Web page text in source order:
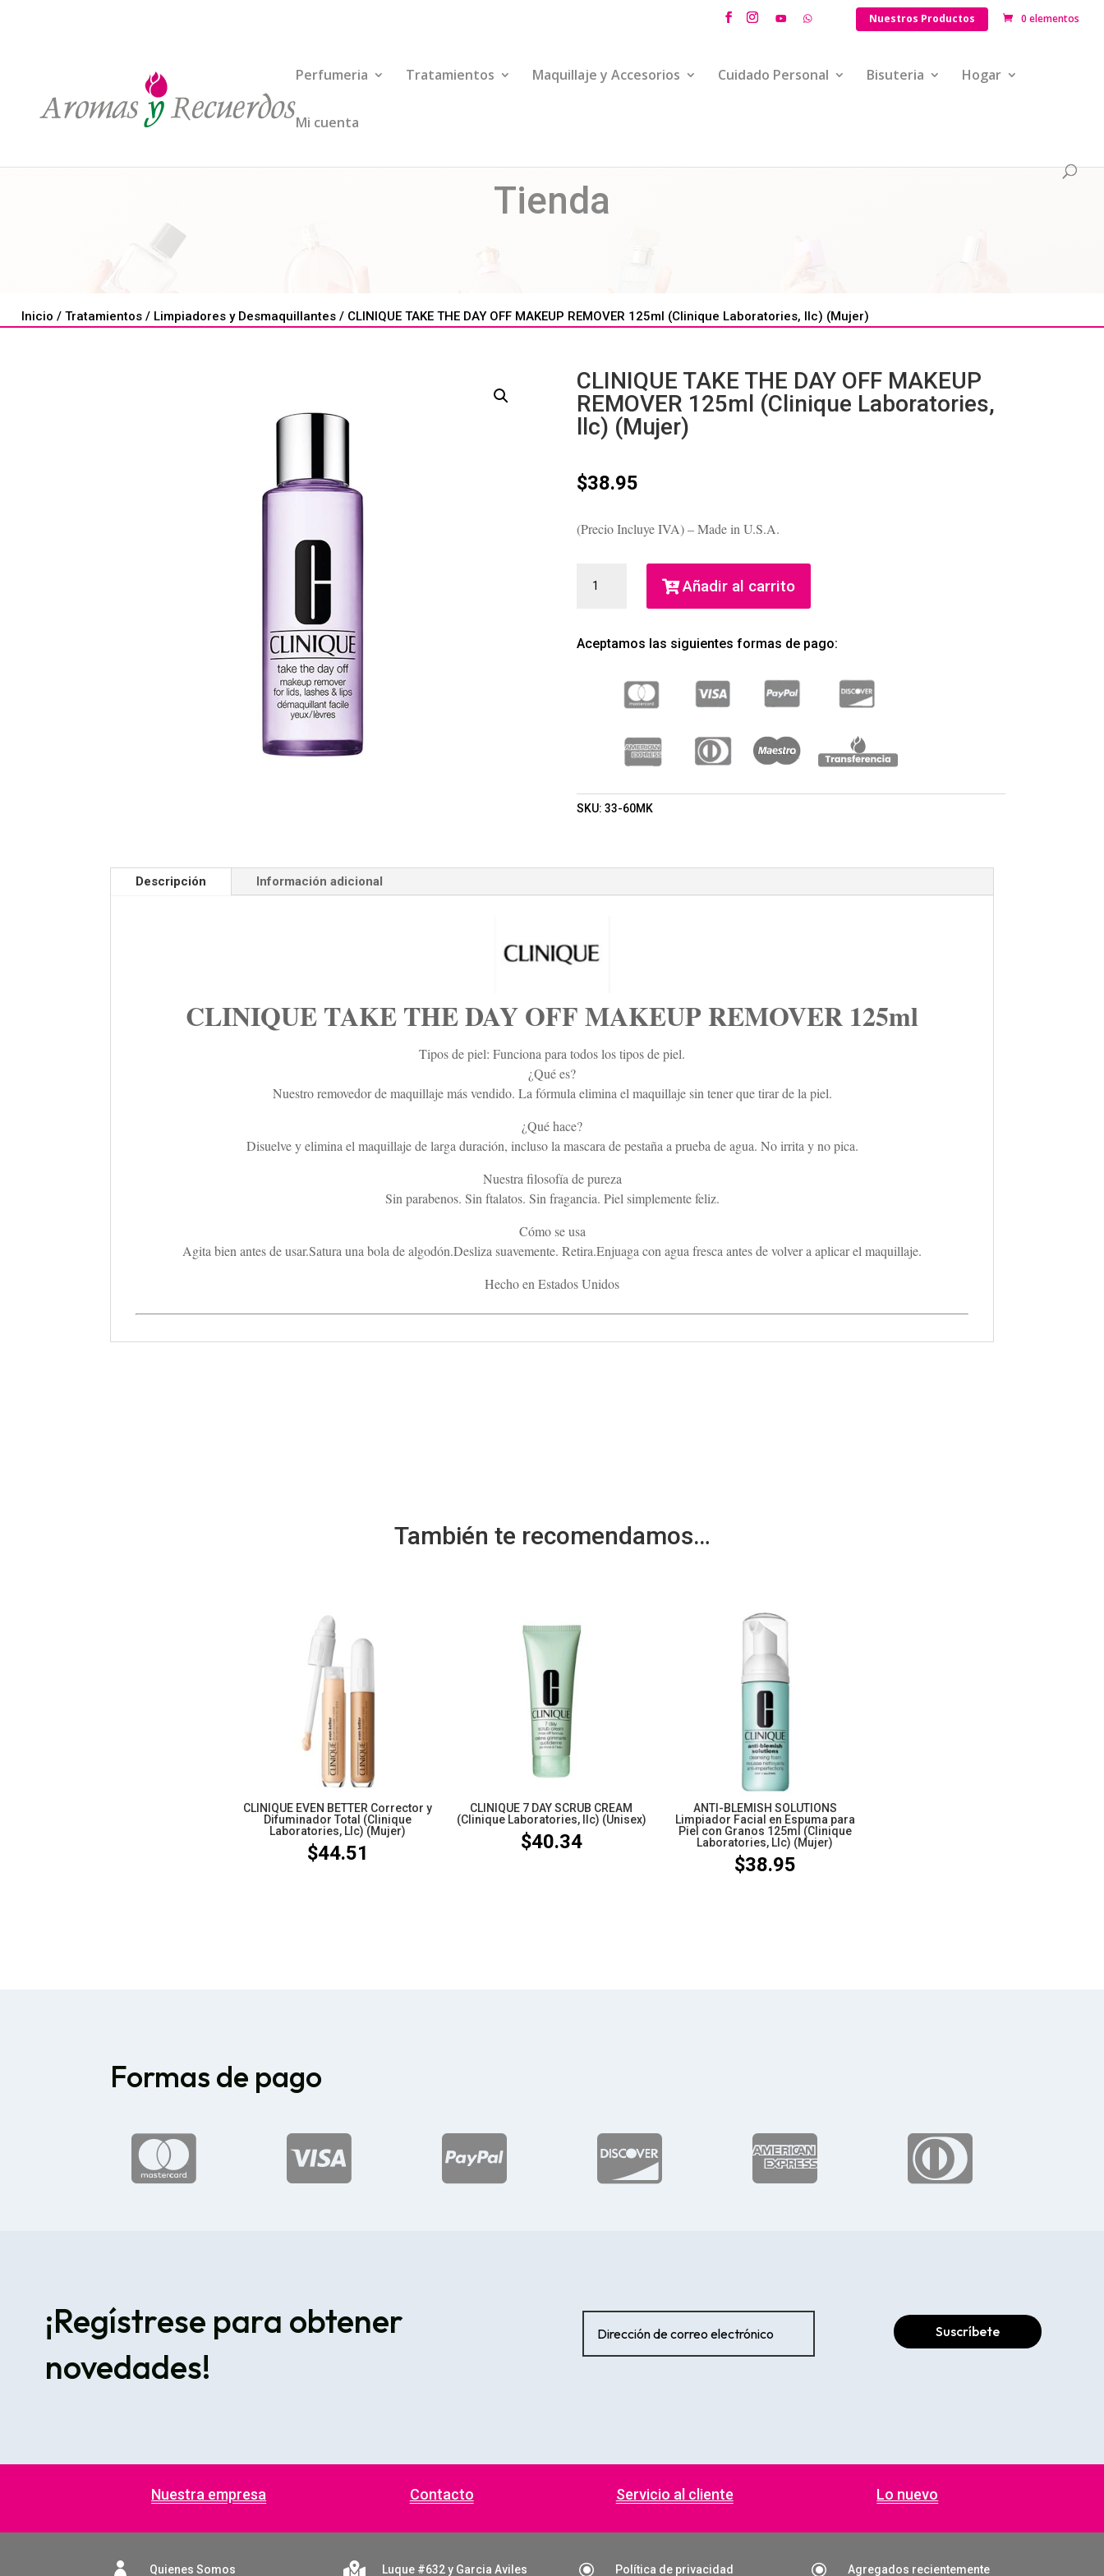
Nuestros Productos 0 elementos
Perfumeria Tratamientos Maquillaje y Accesorios Cuidado Personal Bisuteria Hogar
Mi cuenta
Tienda
Inicio / Tratamientos / Limpiadores y Desmaquillantes / CLINIQUE TAKE THE DAY OFF MAKEUP REMOVER 125ml (Clinique Laboratories, llc) (Mujer)
CLINIQUE TAKE THE DAY OFF MAKEUP
REMOVER 125ml (Clinique Laboratories,
llc) (Mujer)
$38.95
(Precio Incluye IVA) – Made in U.S.A.
TAKE
OFF
REMOVER
LABORATORIES,
CANTIDAD
Añadir al carrito
Aceptamos las siguientes formas de pago:
SKU:33-60MK
Descripción Información adicional
CLINIQUE TAKE THE DAY OFF MAKEUP REMOVER 125ml
Tipos de piel: Funciona para todos los tipos de piel.
¿Qué es?
Nuestro removedor de maquillaje más vendido. La fórmula elimina el maquillaje sin tener que tirar de la piel.
¿Qué hace?
Disuelve y elimina el maquillaje de larga duración, incluso la mascara de pestaña a prueba de agua. No irrita y no pica.
Nuestra filosofía de pureza
Sin parabenos. Sin ftalatos. Sin fragancia. Piel simplemente feliz.
Cómo se usa
Agita bien antes de usar.Satura una bola de algodón.Desliza suavemente. Retira.Enjuaga con agua fresca antes de volver a aplicar el maquillaje.
Hecho en Estados Unidos
También te recomendamos…
CLINIQUE EVEN BETTER Corrector y
Difuminador Total (Clinique
Laboratories, Llc) (Mujer)
$44.51
CLINIQUE 7 DAY SCRUB CREAM
(Clinique Laboratories, llc) (Unisex)
$40.34
ANTI-BLEMISH SOLUTIONS
Limpiador Facial en Espuma para
Piel con Granos 125ml (Clinique
Laboratories, Llc) (Mujer)
$38.95
Formas de pago
     
¡Regístrese para obtener
novedades!
Suscríbete
Nuestra empresa Contacto Servicio al cliente Lo nuevo
 Quienes Somos  Luque #632 y Garcia Aviles \ Política de privacidad \ Agregados recientemente